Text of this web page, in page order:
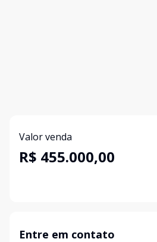
Valor venda
R$ 455.000,00
Entre em contato